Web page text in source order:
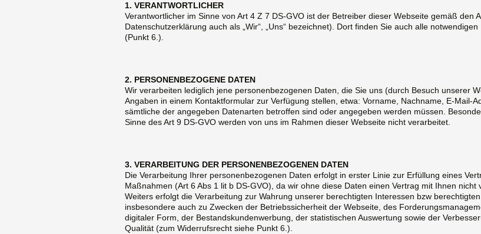
1. VERANTWORTLICHER
Verantwortlicher im Sinne von Art 4 Z 7 DS-GVO ist der Betreiber dieser Webseite gemäß den
Datenschutzerklärung auch als „Wir“, „Uns“ bezeichnet). Dort finden Sie auch alle
(Punkt 6.).
2. PERSONENBEZOGENE DATEN
Wir verarbeiten lediglich jene personenbezogenen Daten, die Sie uns (durch Besuch unserer
Angaben in einem Kontaktformular zur Verfügung stellen, etwa: Vorname, Nachname, E-Mail-
sämtliche der angegeben Datenarten betroffen sind oder angegeben werden müssen.
Sinne des Art 9 DS-GVO werden von uns im Rahmen dieser Webseite nicht verarbeitet.
3. VERARBEITUNG DER PERSONENBEZOGENEN DATEN
Die Verarbeitung Ihrer personenbezogenen Daten erfolgt in erster Linie zur Erfüllung eines
Maßnahmen (Art 6 Abs 1 lit b DS-GVO), da wir ohne diese Daten einen Vertrag mit Ihnen nicht
Weiters erfolgt die Verarbeitung zur Wahrung unserer berechtigten Interessen bzw
insbesondere auch zu Zwecken der Betriebssicherheit der Webseite, des
digitaler Form, der Bestandskundenwerbung, der statistischen Auswertung sowie der
Qualität (zum Widerrufsrecht siehe Punkt 6.).